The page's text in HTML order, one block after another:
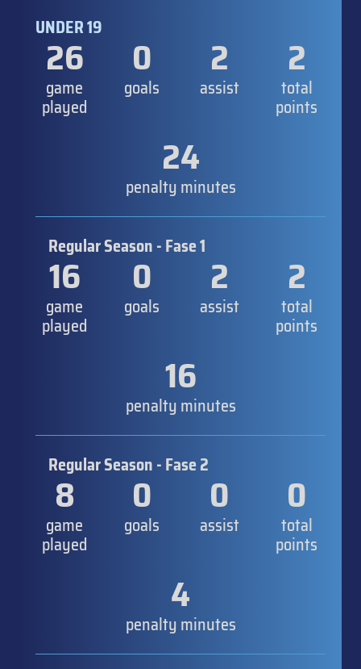
UNDER 19
26
game
played
0
goals
2
assist
2
total
points
24
penalty minutes
Regular Season - Fase 1
16
game
played
0
goals
2
assist
2
total
points
16
penalty minutes
Regular Season - Fase 2
8
game
played
0
goals
0
assist
0
total
points
4
penalty minutes